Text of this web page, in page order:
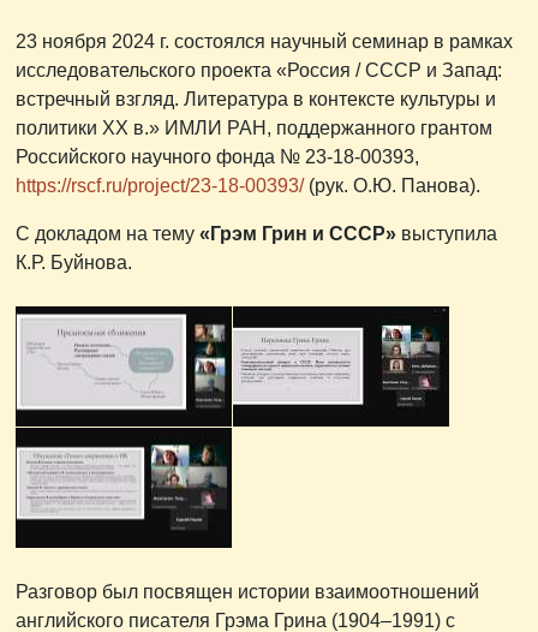
23 ноября 2024 г. состоялся научный семинар в рамках
исследовательского проекта «Россия / СССР и Запад:
встречный взгляд. Литература в контексте культуры и
политики ХХ в.» ИМЛИ РАН, поддержанного грантом
Российского научного фонда № 23-18-00393,
https://rscf.ru/project/23-18-00393/(рук. О.Ю. Панова).
С докладом на тему «Грэм Грин и СССР» выступила
К.Р. Буйнова.
Разговор был посвящен истории взаимоотношений
английского писателя Грэма Грина (1904–1991) с